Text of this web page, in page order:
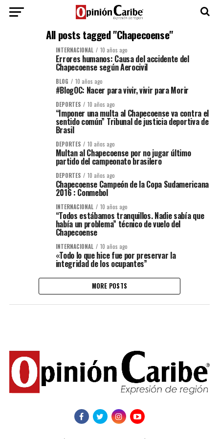
All posts tagged "Chapecoense"
INTERNACIONAL 10 años ago
Errores humanos: Causa del accidente del
Chapecoense según Aerocivil
BLOG 10 años ago
#BlogOC: Nacer para vivir, vivir para Morir
DEPORTES 10 años ago
“Imponer una multa al Chapecoense va contra el
sentido común” Tribunal de justicia deportiva de
Brasil
DEPORTES 10 años ago
Multan al Chapecoense por no jugar último
partido del campeonato brasilero
DEPORTES 10 años ago
Chapecoense Campeón de la Copa Sudamericana
2016 : Conmebol
INTERNACIONAL 10 años ago
“Todos estábamos tranquillos. Nadie sabía que
había un problema” técnico de vuelo del
Chapecoense
INTERNACIONAL 10 años ago
«Todo lo que hice fue por preservar la
integridad de los ocupantes”
MORE POSTS